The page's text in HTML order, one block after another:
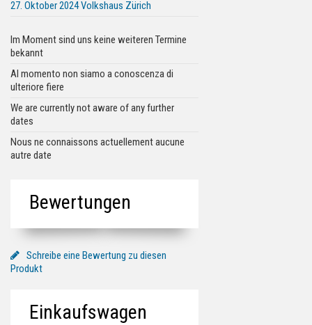
27. Oktober 2024 Volkshaus Zürich
Im Moment sind uns keine weiteren Termine
bekannt
Al momento non siamo a conoscenza di
ulteriore fiere
We are currently not aware of any further
dates
Nous ne connaissons actuellement aucune
autre date
Bewertungen
Schreibe eine Bewertung zu diesen
Produkt
Einkaufswagen